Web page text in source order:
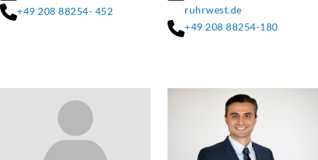
+49 208 88254- 452
ruhrwest.de
+49 208 88254-180